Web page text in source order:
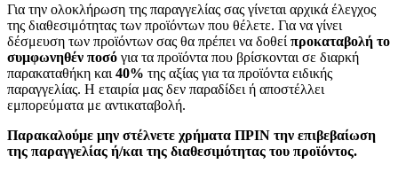
Για την ολοκλήρωση της παραγγελίας σας γίνεται αρχικά έλεγχος
της διαθεσιμότητας των προϊόντων που θέλετε. Για να γίνει
δέσμευση των προϊόντων σας θα πρέπει να δοθεί προκαταβολή το
συμφωνηθέν ποσό για τα προϊόντα που βρίσκονται σε διαρκή
παρακαταθήκη και 40% της αξίας για τα προϊόντα ειδικής
παραγγελίας. Η εταιρία μας δεν παραδίδει ή αποστέλλει
εμπορεύματα με αντικαταβολή.
Παρακαλούμε μην στέλνετε χρήματα ΠΡΙΝ την επιβεβαίωση
της παραγγελίας ή/και της διαθεσιμότητας του προϊόντος.